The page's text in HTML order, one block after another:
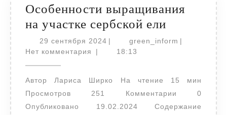
Особенности выращивания
на участке сербской ели
сербской
ели
29 сентября 202429
сентября
| green_inform green_inform
|
Нет комментария
| 18:13
Автор Лариса Ширко На чтение 15 мин
Просмотров 251 Комментарии 0
Опубликовано 19.02.2024 Содержание